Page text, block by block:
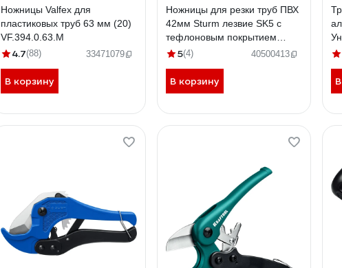
Ножницы Valfex для
пластиковых труб 63 мм (20)
VF.394.0.63.M
4.7(88) 33471079
В корзину
Ножницы для резки труб ПВХ
42мм Sturm лезвие SK5 с
тефлоновым покрытием
1074-09-42
5(4) 40500413
В корзину